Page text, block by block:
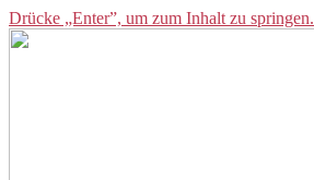
Drücke „Enter”, um zum Inhalt zu springen.